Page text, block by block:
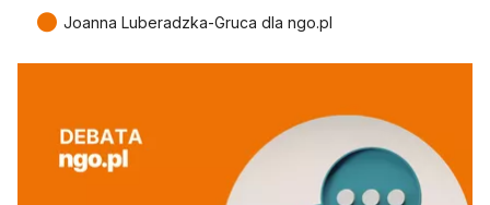
● Joanna Luberadzka-Gruca dla ngo.pl